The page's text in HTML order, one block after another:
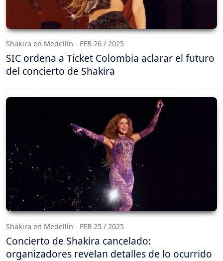
Shakira en Medellín - FEB 26 / 2025
SIC ordena a Ticket Colombia aclarar el futuro
del concierto de Shakira
Shakira en Medellín - FEB 25 / 2025
Concierto de Shakira cancelado:
organizadores revelan detalles de lo ocurrido